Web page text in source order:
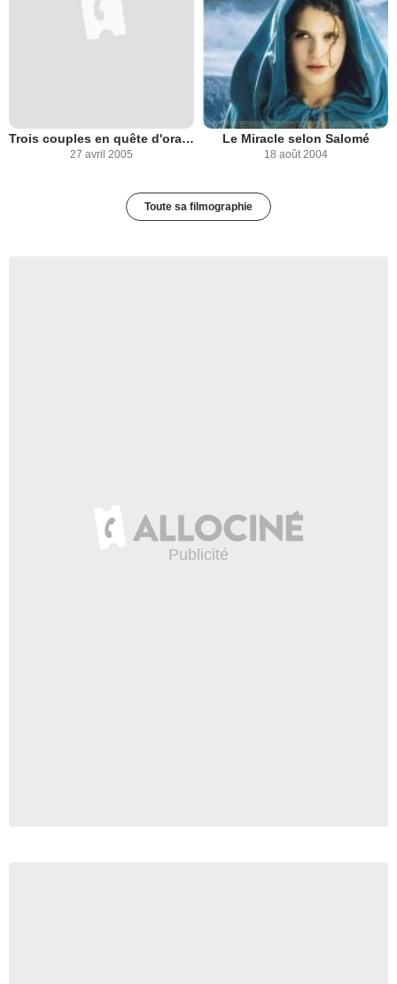
Trois couples en quête d'orage
27 avril 2005
Le Miracle selon Salomé
18 août 2004
Toute sa filmographie